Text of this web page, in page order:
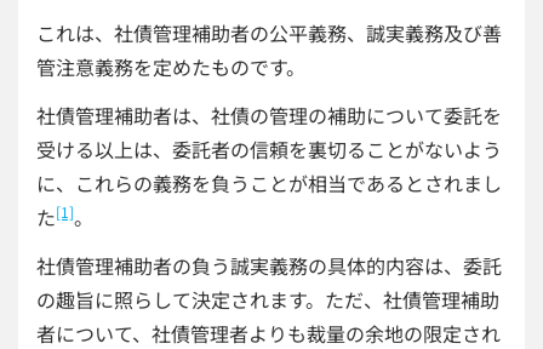
これは、社債管理補助者の公平義務、誠実義務及び善
管注意義務を定めたものです。
社債管理補助者は、社債の管理の補助について委託を
受ける以上は、委託者の信頼を裏切ることがないよう
に、これらの義務を負うことが相当であるとされまし
た[1]。
社債管理補助者の負う誠実義務の具体的内容は、委託
の趣旨に照らして決定されます。ただ、社債管理補助
者について、社債管理者よりも裁量の余地の限定され